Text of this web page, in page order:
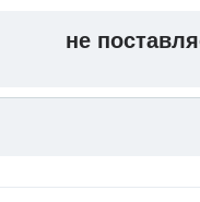
не